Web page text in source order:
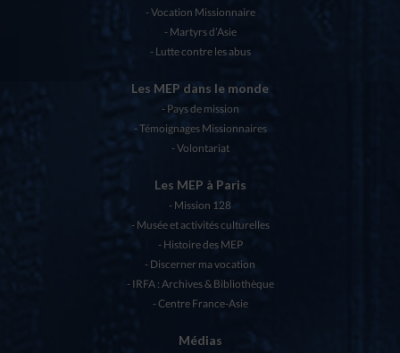
Vocation Missionnaire
Martyrs d’Asie
Lutte contre les abus
Les MEP dans le monde
Pays de mission
Témoignages Missionnaires
Volontariat
Les MEP à Paris
Mission 128
Musée et activités culturelles
Histoire des MEP
Discerner ma vocation
IRFA : Archives & Bibliothèque
Centre France-Asie
Médias